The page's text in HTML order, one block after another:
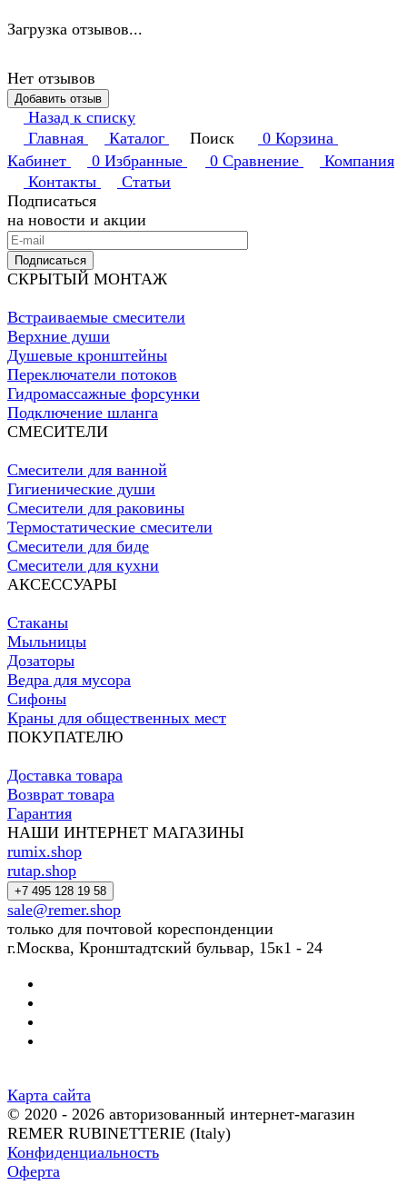
Загрузка отзывов...
Нет отзывов
Добавить отзыв
Назад к списку
Главная
Каталог Поиск 0 Корзина
Кабинет
0 Избранные 0 Сравнение
Компания
Контакты
Статьи
Подписаться
на новости и акции
Подписаться
СКРЫТЫЙ МОНТАЖ
Встраиваемые смесители
Верхние души
Душевые кронштейны
Переключатели потоков
Гидромассажные форсунки
Подключение шланга
СМЕСИТЕЛИ
Смесители для ванной
Гигиенические души
Смесители для раковины
Термостатические смесители
Смесители для биде
Смесители для кухни
АКСЕССУАРЫ
Стаканы
Мыльницы
Дозаторы
Ведра для мусора
Сифоны
Краны для общественных мест
ПОКУПАТЕЛЮ
Доставка товара
Возврат товара
Гарантия
НАШИ ИНТЕРНЕТ МАГАЗИНЫ
rumix.shop
rutap.shop
+7 495 128 19 58
sale@remer.shop
только для почтовой кореспонденции
г.Москва, Кронштадтский бульвар, 15к1 - 24
Карта сайта
© 2020 - 2026 авторизованный интернет-магазин
REMER RUBINETTERIE (Italy)
Конфиденциальность
Оферта